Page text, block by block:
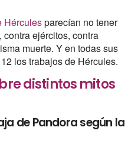
Hérculesparecían no tener
ejércitos, contra
muerte. Y en todas sus
los trabajos de Hércules.
distintos mitos
de Pandora según la